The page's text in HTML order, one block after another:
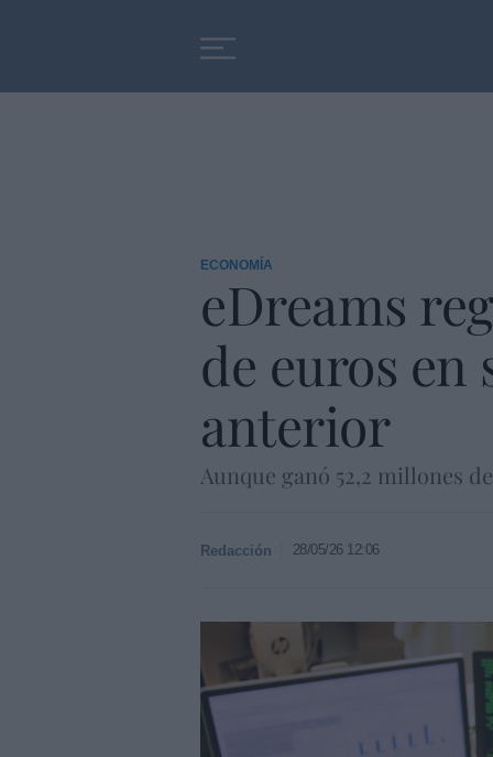
ECONOMÍA
eDreams
de euros en
anterior
Aunque ganó 52,2 millones
Redacción 28/05/26 12:06